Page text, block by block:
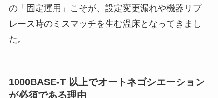
の「固定運用」こそが、設定変更漏れや機器リプ
レース時のミスマッチを生む温床となってきまし
た。
1000BASE-T 以上でオートネゴシエーション
が必須である理由